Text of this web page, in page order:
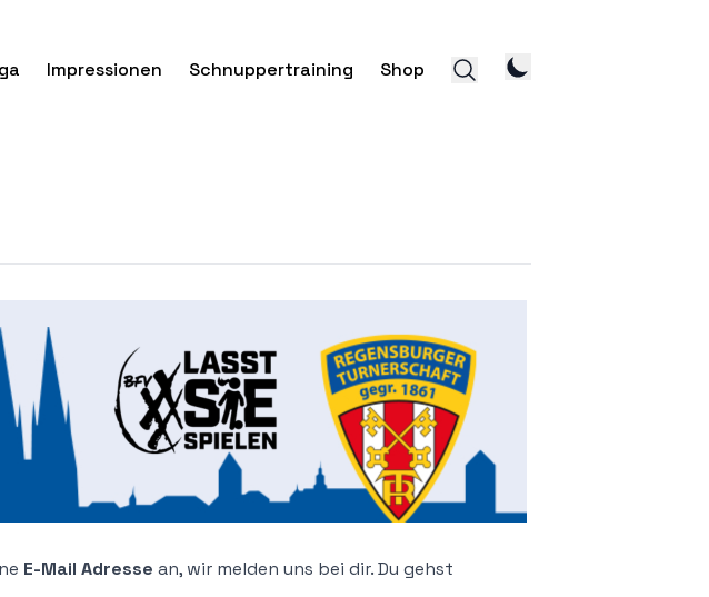
Impressionen Schnuppertraining Shop
E-Mail Adresse an, wir melden uns bei dir. Du gehst